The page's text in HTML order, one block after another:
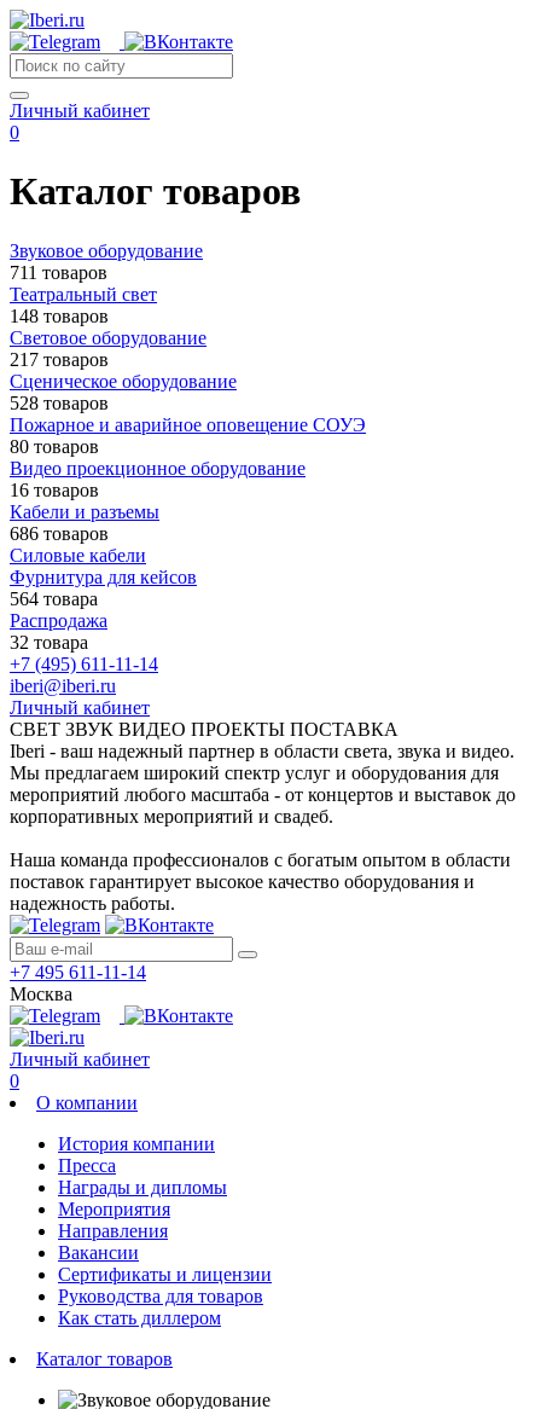
Личный кабинет
0
Каталог товаров
Звуковое оборудование
711 товаров
Театральный свет
148 товаров
Световое оборудование
217 товаров
Сценическое оборудование
528 товаров
Пожарное и аварийное оповещение СОУЭ
80 товаров
Видео проекционное оборудование
16 товаров
Кабели и разъемы
686 товаров
Силовые кабели
Фурнитура для кейсов
564 товара
Распродажа
32 товара
+7 (495) 611-11-14
iberi@iberi.ru
Личный кабинет
СВЕТ ЗВУК ВИДЕО ПРОЕКТЫ ПОСТАВКА
Iberi - ваш надежный партнер в области света, звука и видео.
Мы предлагаем широкий спектр услуг и оборудования для
мероприятий любого масштаба - от концертов и выставок до
корпоративных мероприятий и свадеб.
Наша команда профессионалов с богатым опытом в области
поставок гарантирует высокое качество оборудования и
надежность работы.
+7 495 611-11-14
Москва
Личный кабинет
0
О компании
История компании
Пресса
Награды и дипломы
Мероприятия
Направления
Вакансии
Сертификаты и лицензии
Руководства для товаров
Как стать диллером
Каталог товаров